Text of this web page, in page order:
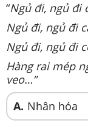
“Ngủ đi, ngủ đi
Ngủ đi, ngủ đi
Ngủ đi, ngủ đi
Hàng rai mép
veo…”
A. Nhân hóa